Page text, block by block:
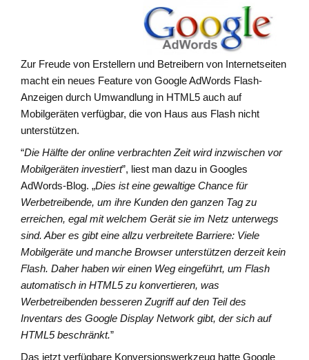
Zur Freude von Erstellern und Betreibern von Internetseiten
macht ein neues Feature von Google AdWords Flash-
Anzeigen durch Umwandlung in HTML5 auch auf
Mobilgeräten verfügbar, die von Haus aus Flash nicht
unterstützen.
“Die Hälfte der online verbrachten Zeit wird inzwischen vor
Mobilgeräten investiert”, liest man dazu in Googles
AdWords-Blog. „Dies ist eine gewaltige Chance für
Werbetreibende, um ihre Kunden den ganzen Tag zu
erreichen, egal mit welchem Gerät sie im Netz unterwegs
sind. Aber es gibt eine allzu verbreitete Barriere: Viele
Mobilgeräte und manche Browser unterstützen derzeit kein
Flash. Daher haben wir einen Weg eingeführt, um Flash
automatisch in HTML5 zu konvertieren, was
Werbetreibenden besseren Zugriff auf den Teil des
Inventars des Google Display Network gibt, der sich auf
HTML5 beschränkt.”
Das jetzt verfügbare Konversionswerkzeug hatte Google